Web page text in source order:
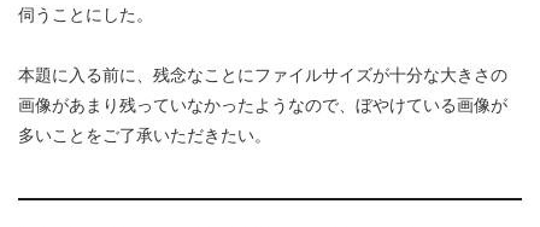
伺うことにした。
本題に入る前に、残念なことにファイルサイズが十分な大きさの
画像があまり残っていなかったようなので、ぼやけている画像が
多いことをご了承いただきたい。